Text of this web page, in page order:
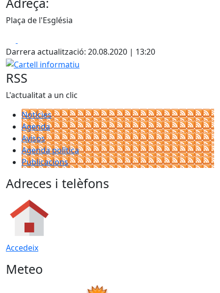
Plaça de l'Església
Darrera actualització: 20.08.2020 | 13:20
Cartell informatiu
RSS
L'actualitat a un clic
Notícies
Agenda
Avisos
Agenda política
Publicacions
Adreces i telèfons
Accedeix
Meteo